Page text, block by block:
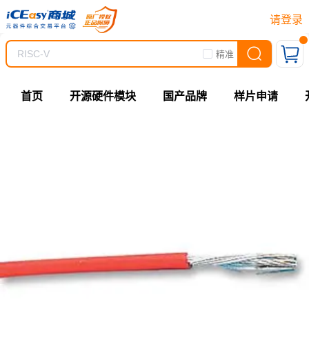
请登录
精准
首页 开源硬件模块 国产品牌 样片申请